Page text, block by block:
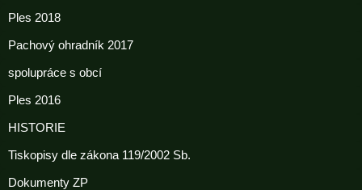
Ples 2018
Pachový ohradník 2017
spolupráce s obcí
Ples 2016
HISTORIE
Tiskopisy dle zákona 119/2002 Sb.
Dokumenty ZP